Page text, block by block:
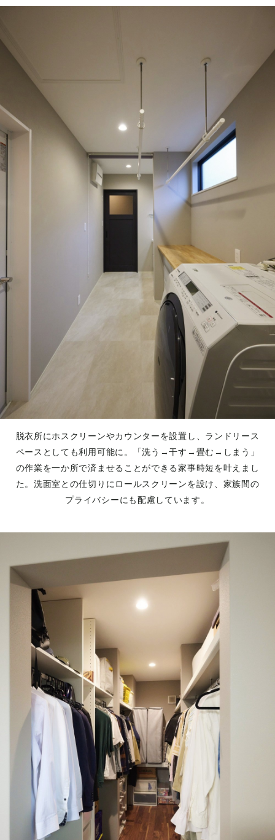
脱衣所にホスクリーンやカウンターを設置し、ランドリース
ペースとしても利用可能に。「洗う→干す→畳む→しまう」
の作業を一か所で済ませることができる家事時短を叶えまし
た。洗面室との仕切りにロールスクリーンを設け、家族間の
プライバシーにも配慮しています。